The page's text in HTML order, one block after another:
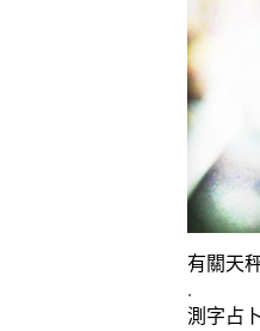
有關天
.
測字占